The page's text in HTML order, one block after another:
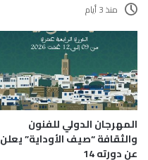
منذ 3 أيام
المهرجان الدولي للفنون
والثقافة “صيف الأوداية” يعلن
عن دورته 14